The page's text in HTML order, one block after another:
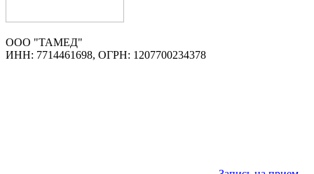
ООО "ТАМЕД"
ИНН: 7714461698, ОГРН: 1207700234378